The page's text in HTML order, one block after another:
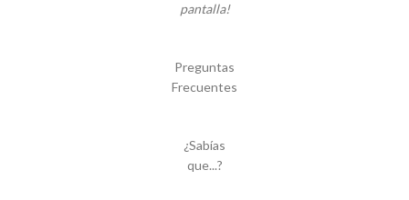
pantalla!
Preguntas
Frecuentes
¿Sabías
que...?